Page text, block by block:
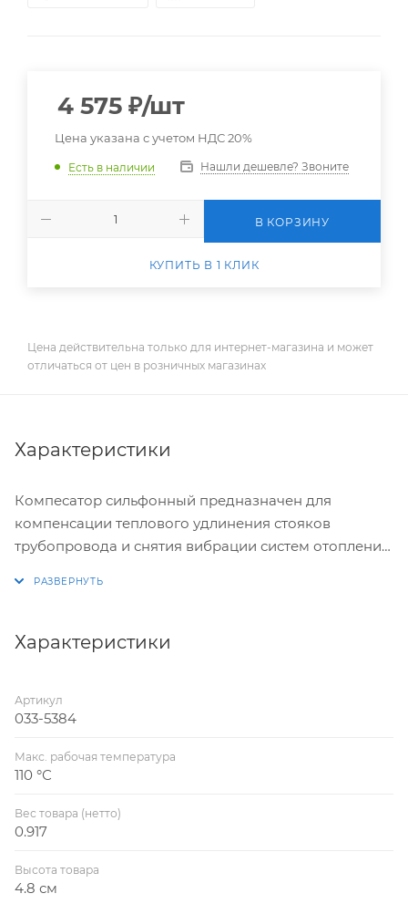
4 575 ₽/шт
Цена указана с учетом НДС 20%
Есть в наличии Нашли дешевле? Звоните
В КОРЗИНУ
КУПИТЬ В 1 КЛИК
Цена действительна только для интернет-магазина и может
отличаться от цен в розничных магазинах
Характеристики
Компесатор сильфонный предназначен для
компенсации теплового удлинения стояков
трубопровода и снятия вибрации систем отопления,
Характеристики
Артикул
033-5384
Макс. рабочая температура
110 °С
Вес товара (нетто)
0.917
Высота товара
4.8 см